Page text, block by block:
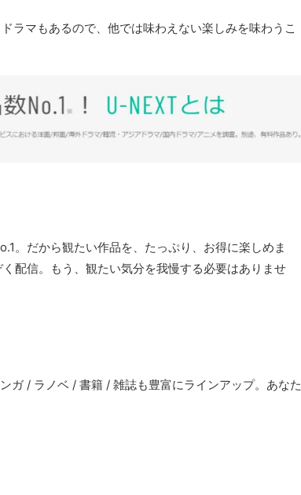
ラマもあるので、他では味わえない楽しみを味わうこ
。だから観たい作品を、たっぷり、お得に楽しめま
配信。もう、観たい気分を我慢する必要はありませ
ガ / ラノベ / 書籍 / 雑誌も豊富にラインアップ。あなた